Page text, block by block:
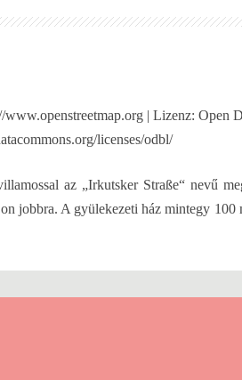
| Lizenz: Open
licenses/odbl/
az „Irkutsker Straße“ nevű
jobbra. A gyülekezeti ház mintegy